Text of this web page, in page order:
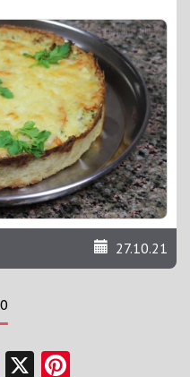
27.10.21
0
Viber X